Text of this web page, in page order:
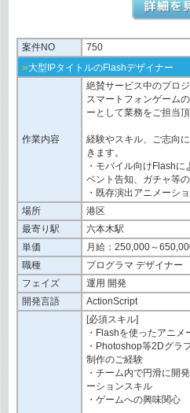
案件NO 750
»大型IPタイトルのFlashデザイナー
作業内容
絶賛サービス中のプロ
スマートフォンゲーム
ーとして業務をご担当頂
経験やスキル、ご志向
きます。
・モバイル向けFlash
ベント告知、ガチャ等
・既存演出アニメーシ
場所
港区
最寄り駅
六本木駅
単価
月給：250,000～
職種
プログラマ デザイナー
フェイズ
運用 開発
開発言語
ActionScript
[必須スキル]
・Flashを使ったアニ
・Photoshop等2Dグラ
制作のご経験
・チーム内で円滑に開
ーションスキル
・ゲームへの興味関心